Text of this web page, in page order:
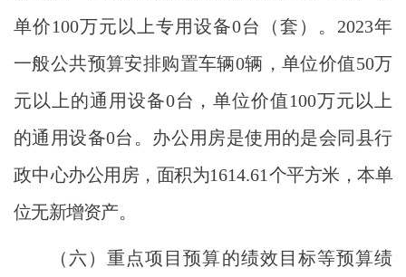
单价100万元以上专用设备0台（套）。2023年
一般公共预算安排购置车辆0辆，单位价值50万
元以上的通用设备0台，单位价值100万元以上
的通用设备0台。办公用房是使用的是会同县行
政中心办公用房，面积为1614.61个平方米，本单
位无新增资产。
（六）重点项目预算的绩效目标等预算绩